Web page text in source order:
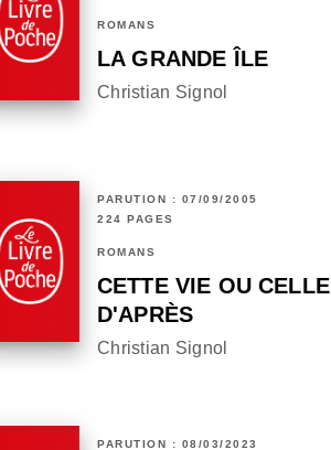
ROMANS
LA GRANDE ÎLE
Christian Signol
PARUTION : 07/09/2005
224 PAGES
ROMANS
CETTE VIE OU CELLE
D'APRÈS
Christian Signol
PARUTION : 08/03/2023